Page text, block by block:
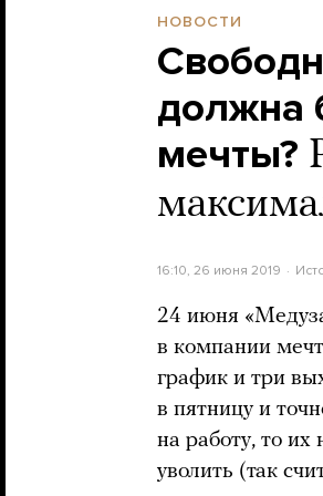
НОВОСТИ
должна
мечты?
16:10, 26 июня 2019
24 июня
в компании
график и три
в пятницу и
на работу, то
уволить (так